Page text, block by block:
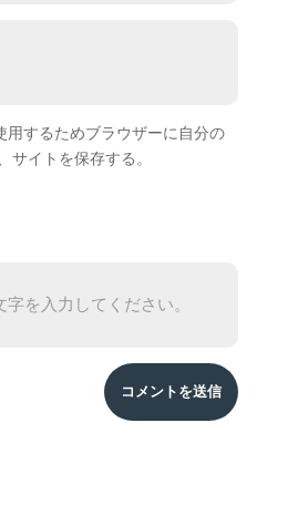
用するためブラウザーに自分の
サイトを保存する。